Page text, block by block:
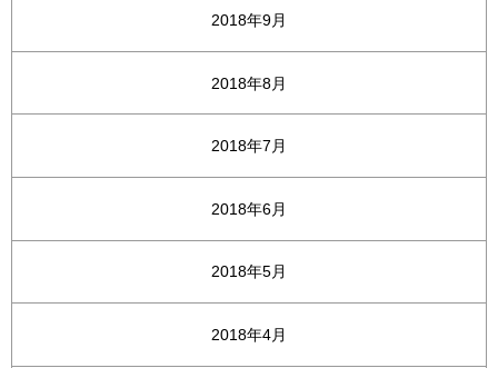
2018年9月
2018年8月
2018年7月
2018年6月
2018年5月
2018年4月